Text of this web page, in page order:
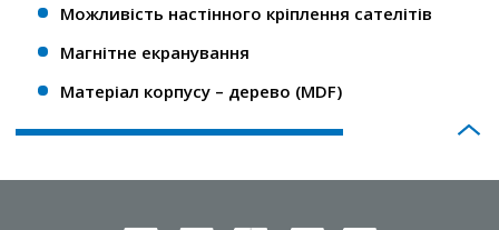
Можливість настінного кріплення сателітів
Магнітне екранування
Матеріал корпусу – дерево (MDF)